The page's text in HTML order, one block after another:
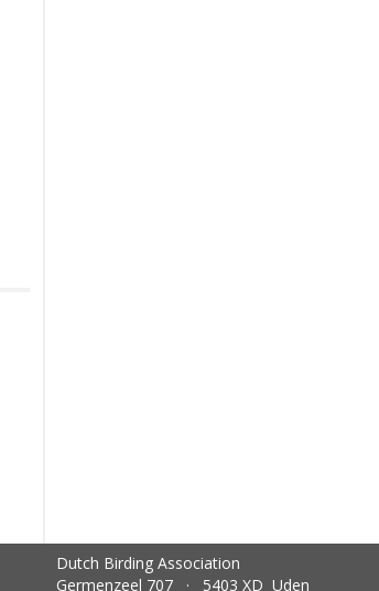
Dutch Birding Association
Germenzeel 707 · 5403 XD Uden